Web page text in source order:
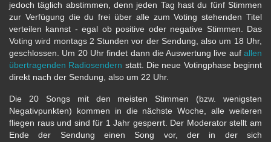
jedoch täglich abstimmen, denn jeden Tag hast du fünf Stimmen
zur Verfügung die du frei über alle zum Voting stehenden Titel
verteilen kannst - egal ob positive oder negative Stimmen. Das
Voting wird montags 2 Stunden vor der Sendung, also um 18 Uhr,
geschlossen. Um 20 Uhr findet dann die Auswertung live auf allen
übertragenden Radiosendern statt. Die neue Votingphase beginnt
direkt nach der Sendung, also um 22 Uhr.
Die 20 Songs mit den meisten Stimmen (bzw. wenigsten
Negativpunkten) kommen in die nächste Woche, alle weiteren
fliegen raus und sind für 1 Jahr gesperrt. Der Moderator stellt am
Ende der Sendung einen Song vor, der in der sich